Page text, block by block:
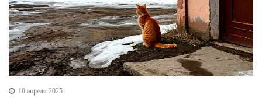
10 апреля 2025